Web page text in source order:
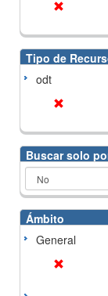
Tipo de
odt
Buscar solo
Ámbito
General